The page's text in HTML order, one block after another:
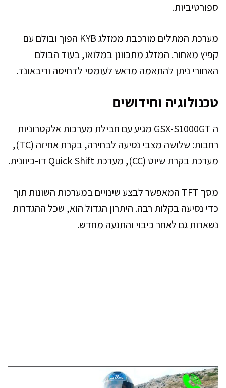
ספורטיביות.
מערכת המתלים מורכבת ממזלג KYB הפוך ובולם עם
קפיץ מאחור. המזלג מתכוונן במלואו, בעוד הבולם
האחורי ניתן להתאמה מראש לעומסי לדחיסה וריבאונד.
טכנולוגיה וחידושים
ה GSX-S1000GT מגיע עם חבילת מערכות אלקטרוניות
רחבות: שלושה מצבי נסיעה לבחירה, בקרת אחיזה (TC),
מערכת בקרת שיוט (CC), מערכת Quick Shift דו-כיוונית.
מסך TFT המאפשר לבצע שינויים במערכות השונות תוך
כדי נסיעה בקלות רבה. היתרון הגדול הוא, שכל ההגדרות
נשארות גם לאחר כיבוי והתנעה מחדש.